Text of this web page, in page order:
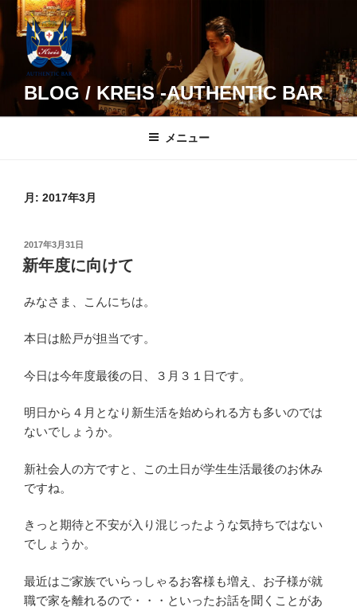
コ
BLOG / KREIS -AUTHENTIC BAR
メニュー
月: 2017年3月
投
稿
日:
2017年3月31日
新年度に向けて
みなさま、こんにちは。
本日は舩戸が担当です。
今日は今年度最後の日、３月３１日です。
明日から４月となり新生活を始められる方も多いのでは
ないでしょうか。
新社会人の方ですと、この土日が学生生活最後のお休み
ですね。
きっと期待と不安が入り混じったような気持ちではない
でしょうか。
最近はご家族でいらっしゃるお客様も増え、お子様が就
職で家を離れるので・・・といったお話を聞くことがあ